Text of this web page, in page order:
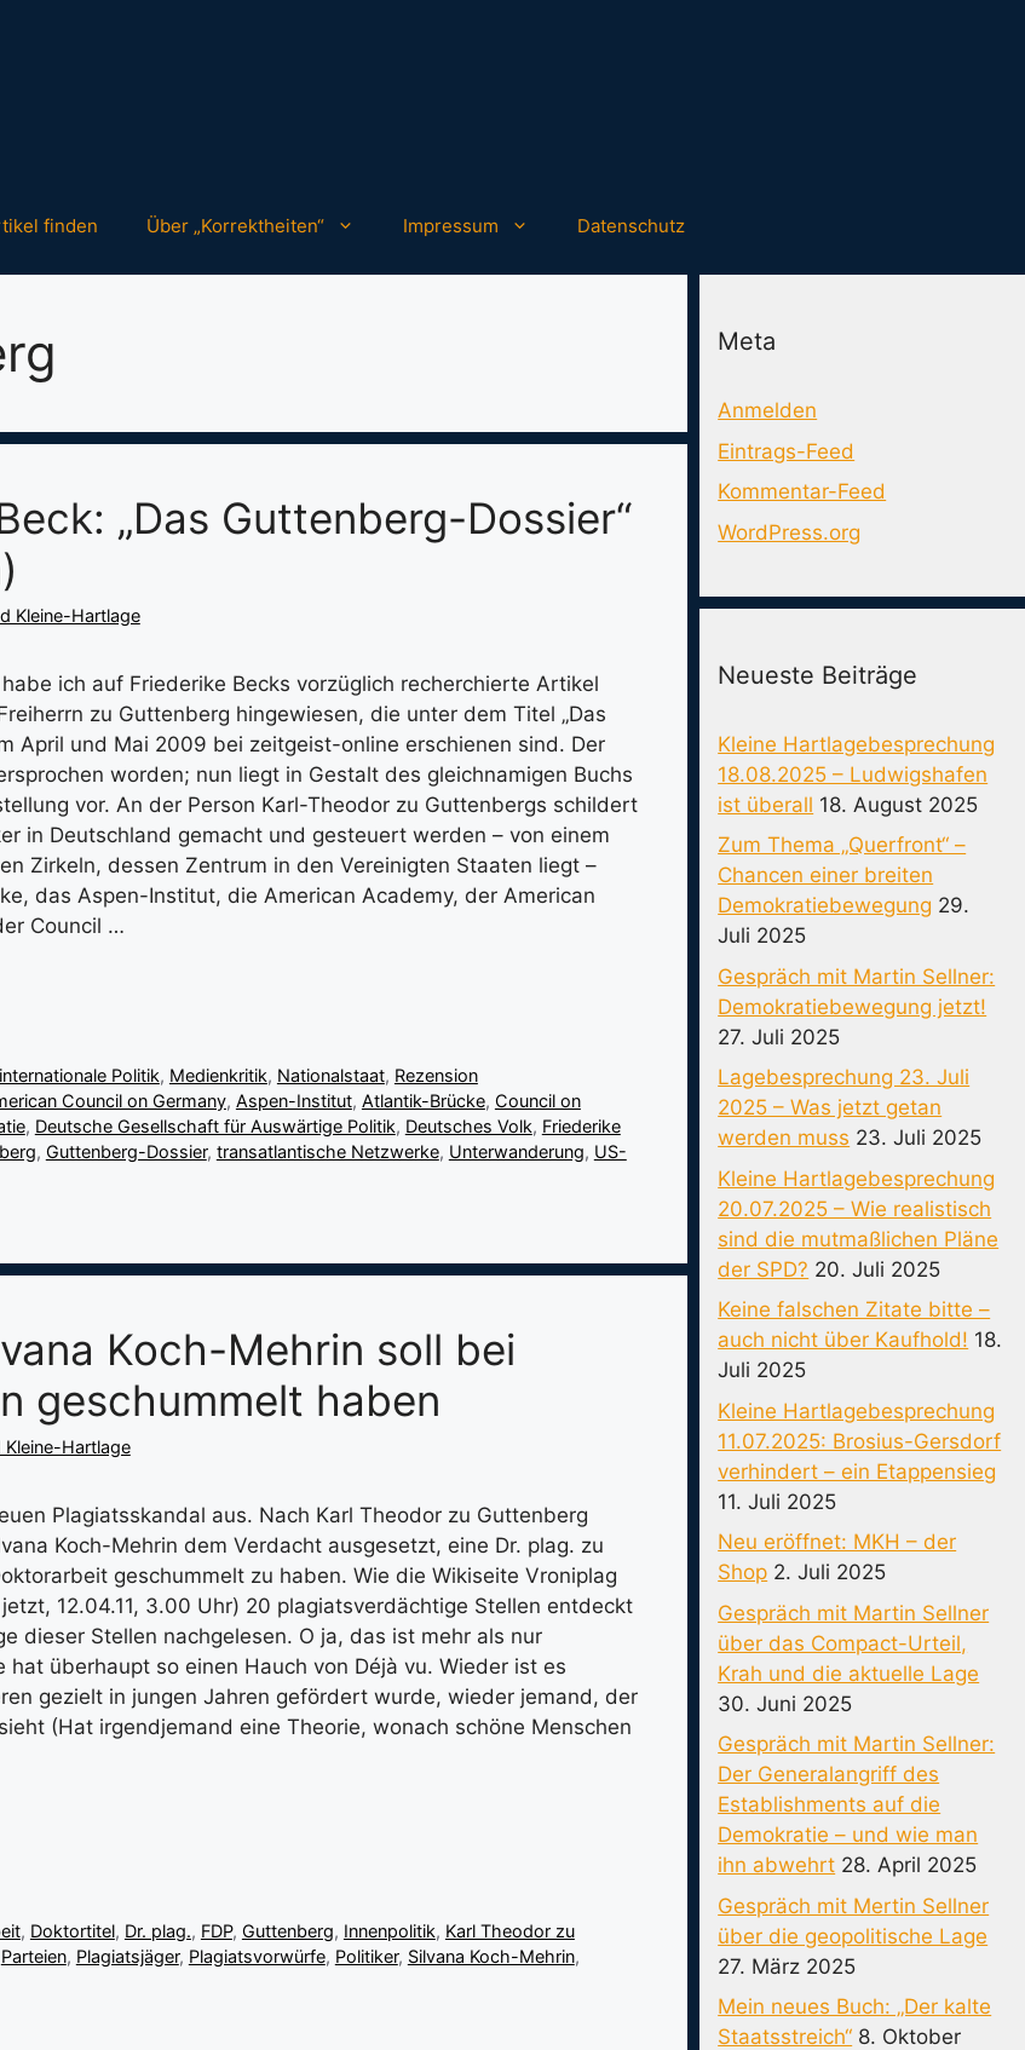
finden Über „Korrektheiten“ Impressum Datenschutz
„Das Guttenberg-Dossier“
Kleine-Hartlage
ich auf Friederike Becks vorzüglich recherchierte Artikel
zu Guttenberg hingewiesen, die unter dem Titel „Das
April und Mai 2009 bei zeitgeist-online erschienen sind. Der
worden; nun liegt in Gestalt des gleichnamigen Buchs
vor. An der Person Karl-Theodor zu Guttenbergs schildert
in Deutschland gemacht und gesteuert werden – von einem
Zirkeln, dessen Zentrum in den Vereinigten Staaten liegt –
das Aspen-Institut, die American Academy, der American
Council …
internationale Politik, Medienkritik, Nationalstaat, Rezension
Council on Germany, Aspen-Institut, Atlantik-Brücke, Council on
, Deutsche Gesellschaft für Auswärtige Politik, Deutsches Volk, Friederike
, Guttenberg-Dossier, transatlantische Netzwerke, Unterwanderung, US-
Koch-Mehrin soll bei
geschummelt haben
Kleine-Hartlage
Plagiatsskandal aus. Nach Karl Theodor zu Guttenberg
Koch-Mehrin dem Verdacht ausgesetzt, eine Dr. plag. zu
geschummelt zu haben. Wie die Wikiseite Vroniplag
12.04.11, 3.00 Uhr) 20 plagiatsverdächtige Stellen entdeckt
dieser Stellen nachgelesen. O ja, das ist mehr als nur
hat überhaupt so einen Hauch von Déjà vu. Wieder ist es
gezielt in jungen Jahren gefördert wurde, wieder jemand, der
(Hat irgendjemand eine Theorie, wonach schöne Menschen
, Doktortitel, Dr. plag., FDP, Guttenberg, Innenpolitik, Karl Theodor zu
Parteien, Plagiatsjäger, Plagiatsvorwürfe, Politiker, Silvana Koch-Mehrin,
Meta
Anmelden
Eintrags-Feed
Kommentar-Feed
WordPress.org
Neueste Beiträge
Kleine Hartlagebesprechung
18.08.2025 – Ludwigshafen
ist überall 18. August 2025
Zum Thema „Querfront“ –
Chancen einer breiten
Demokratiebewegung 29.
Juli 2025
Gespräch mit Martin Sellner:
Demokratiebewegung jetzt!
27. Juli 2025
Lagebesprechung 23. Juli
2025 – Was jetzt getan
werden muss 23. Juli 2025
Kleine Hartlagebesprechung
20.07.2025 – Wie realistisch
sind die mutmaßlichen Pläne
der SPD? 20. Juli 2025
Keine falschen Zitate bitte –
auch nicht über Kaufhold! 18.
Juli 2025
Kleine Hartlagebesprechung
11.07.2025: Brosius-Gersdorf
verhindert – ein Etappensieg
11. Juli 2025
Neu eröffnet: MKH – der
Shop 2. Juli 2025
Gespräch mit Martin Sellner
über das Compact-Urteil,
Krah und die aktuelle Lage
30. Juni 2025
Gespräch mit Martin Sellner:
Der Generalangriff des
Establishments auf die
Demokratie – und wie man
ihn abwehrt 28. April 2025
Gespräch mit Mertin Sellner
über die geopolitische Lage
27. März 2025
Mein neues Buch: „Der kalte
Staatsstreich“ 8. Oktober